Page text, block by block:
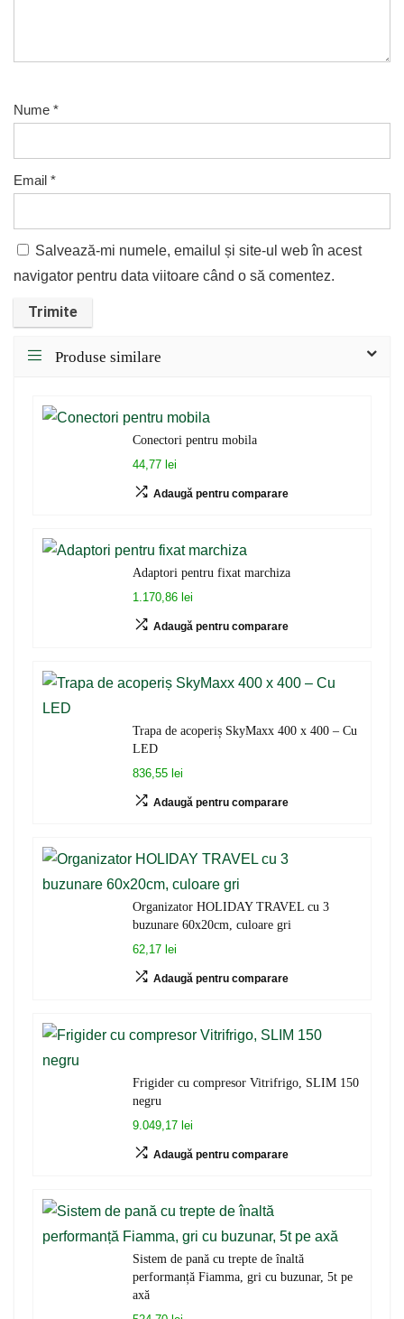
Nume *
Email *
Salvează-mi numele, emailul și site-ul web în acest
navigator pentru data viitoare când o să comentez.
Produse similare
Conectori pentru mobila
44,77 lei
Adaugă pentru comparare
Adaptori pentru fixat marchiza
1.170,86 lei
Adaugă pentru comparare
Trapa de acoperiș SkyMaxx 400 x 400 – Cu
LED
836,55 lei
Adaugă pentru comparare
Organizator HOLIDAY TRAVEL cu 3
buzunare 60x20cm, culoare gri
62,17 lei
Adaugă pentru comparare
Frigider cu compresor Vitrifrigo, SLIM 150
negru
9.049,17 lei
Adaugă pentru comparare
Sistem de pană cu trepte de înaltă
performanță Fiamma, gri cu buzunar, 5t pe
axă